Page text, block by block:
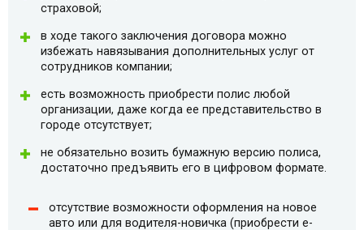
страховой;
в ходе такого заключения договора можно
избежать навязывания дополнительных услуг от
сотрудников компании;
есть возможность приобрести полис любой
организации, даже когда ее представительство в
городе отсутствует;
не обязательно возить бумажную версию полиса,
достаточно предъявить его в цифровом формате.
отсутствие возможности оформления на новое
авто или для водителя-новичка (приобрести e-